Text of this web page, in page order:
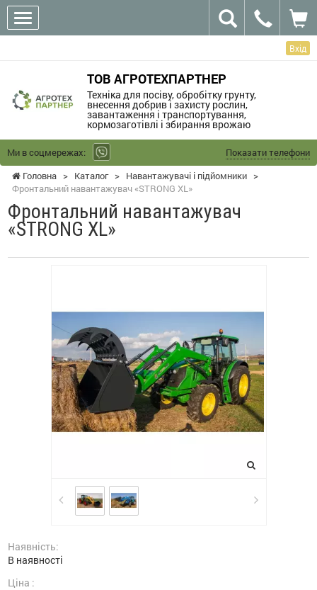
Вхід
ТОВ АГРОТЕХПАРТНЕР
Техніка для посіву, обробітку грунту,
внесення добрив і захисту рослин,
завантаження і транспортування,
кормозаготівлі і збирання врожаю
Ми в соцмережах:
Показати телефони
Головна > Каталог > Навантажувачі і підйомники >
Фронтальний навантажувач «STRONG XL»
Фронтальний навантажувач
«STRONG XL»
Наявність:
В наявності
Ціна :